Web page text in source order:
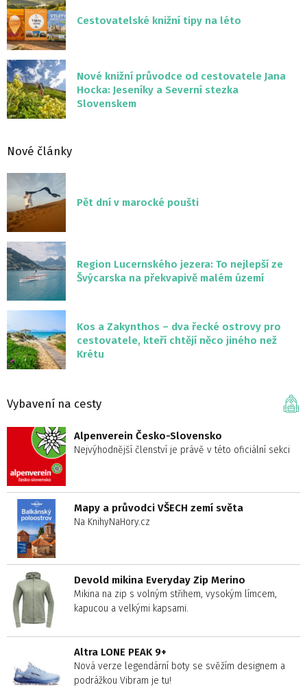
Cestovatelské knižní tipy na léto
Nové knižní průvodce od cestovatele Jana
Hocka: Jeseníky a Severní stezka
Slovenskem
Nové články
Pět dní v marocké poušti
Region Lucernského jezera: To nejlepší ze
Švýcarska na překvapivě malém území
Kos a Zakynthos – dva řecké ostrovy pro
cestovatele, kteří chtějí něco jiného než
Krétu
Vybavení na cesty
Alpenverein Česko-Slovensko
Nejvýhodnější členství je právě v této oficiální sekci
Mapy a průvodci VŠECH zemí světa
Na KnihyNaHory.cz
Devold mikina Everyday Zip Merino
Mikina na zip s volným střihem, vysokým límcem,
kapucou a velkými kapsami.
Altra LONE PEAK 9+
Nová verze legendární boty se svěžím designem a
podrážkou Vibram je tu!